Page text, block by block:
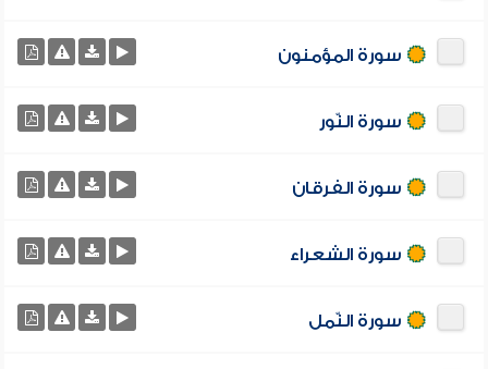
سورة المؤمنون
سورة النّور
سورة الفرقان
سورة الشعراء
سورة النّمل